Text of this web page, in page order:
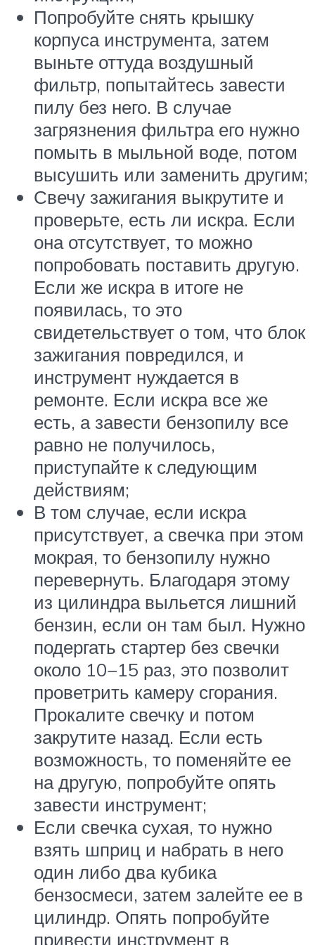
Попробуйте снять крышку
корпуса инструмента, затем
выньте оттуда воздушный
фильтр, попытайтесь завести
пилу без него. В случае
загрязнения фильтра его нужно
помыть в мыльной воде, потом
высушить или заменить другим;
Свечу зажигания выкрутите и
проверьте, есть ли искра. Если
она отсутствует, то можно
попробовать поставить другую.
Если же искра в итоге не
появилась, то это
свидетельствует о том, что блок
зажигания повредился, и
инструмент нуждается в
ремонте. Если искра все же
есть, а завести бензопилу все
равно не получилось,
приступайте к следующим
действиям;
В том случае, если искра
присутствует, а свечка при этом
мокрая, то бензопилу нужно
перевернуть. Благодаря этому
из цилиндра выльется лишний
бензин, если он там был. Нужно
подергать стартер без свечки
около 10−15 раз, это позволит
проветрить камеру сгорания.
Прокалите свечку и потом
закрутите назад. Если есть
возможность, то поменяйте ее
на другую, попробуйте опять
завести инструмент;
Если свечка сухая, то нужно
взять шприц и набрать в него
один либо два кубика
бензосмеси, затем залейте ее в
цилиндр. Опять попробуйте
привести инструмент в